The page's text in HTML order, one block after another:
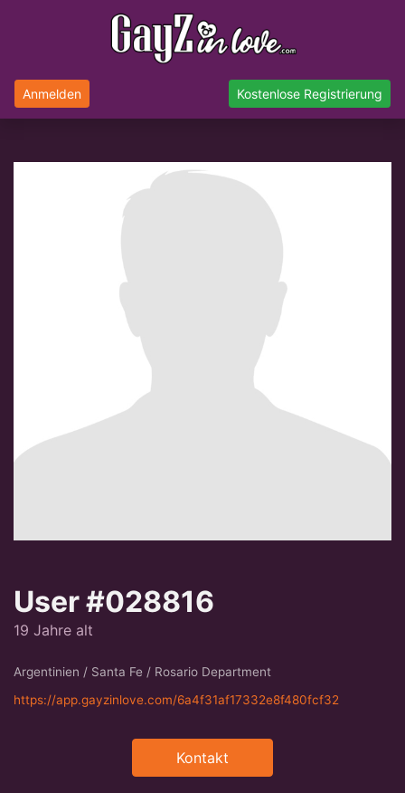
Anmelden Kostenlose Registrierung
User #028816
19 Jahre alt
Argentinien / Santa Fe / Rosario Department
https://app.gayzinlove.com/6a4f31af17332e8f480fcf32
Kontakt